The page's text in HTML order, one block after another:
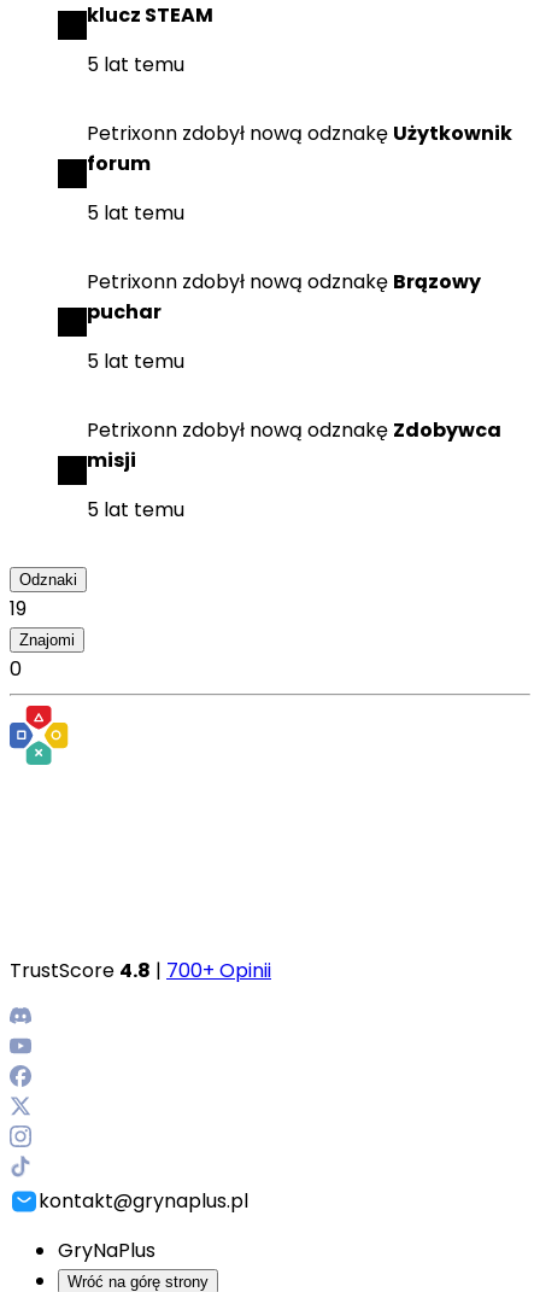
klucz STEAM
5 lat temu
Petrixonn zdobył nową odznakę Użytkownik
forum
5 lat temu
Petrixonn zdobył nową odznakę Brązowy
puchar
5 lat temu
Petrixonn zdobył nową odznakę Zdobywca
misji
5 lat temu
Odznaki
19
Znajomi
0
TrustScore 4.8 | 700+ Opinii
kontakt@grynaplus.pl
GryNaPlus
Wróć na górę strony